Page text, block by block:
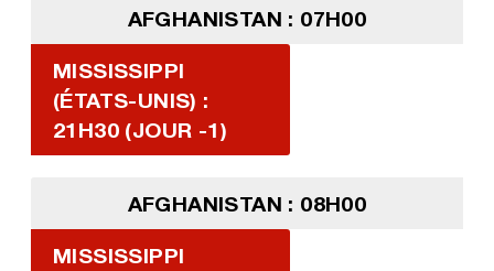
AFGHANISTAN : 07H00
MISSISSIPPI
(ÉTATS-UNIS) :
21H30 (JOUR -1)
AFGHANISTAN : 08H00
MISSISSIPPI